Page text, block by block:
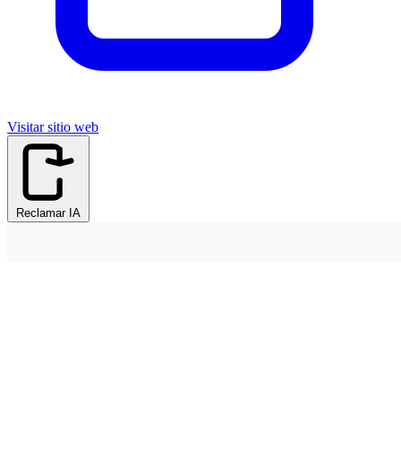
Visitar sitio web
Reclamar IA